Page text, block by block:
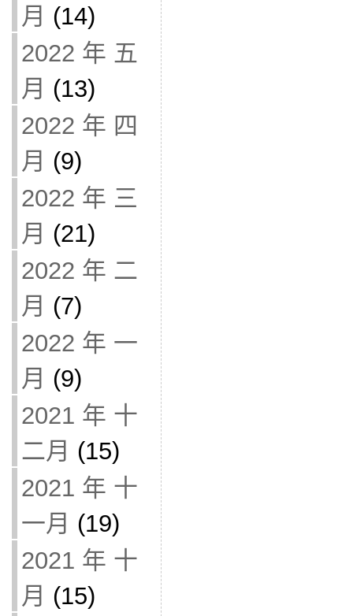
月 (14)
2022 年 五
月 (13)
2022 年 四
月 (9)
2022 年 三
月 (21)
2022 年 二
月 (7)
2022 年 一
月 (9)
2021 年 十
二月 (15)
2021 年 十
一月 (19)
2021 年 十
月 (15)